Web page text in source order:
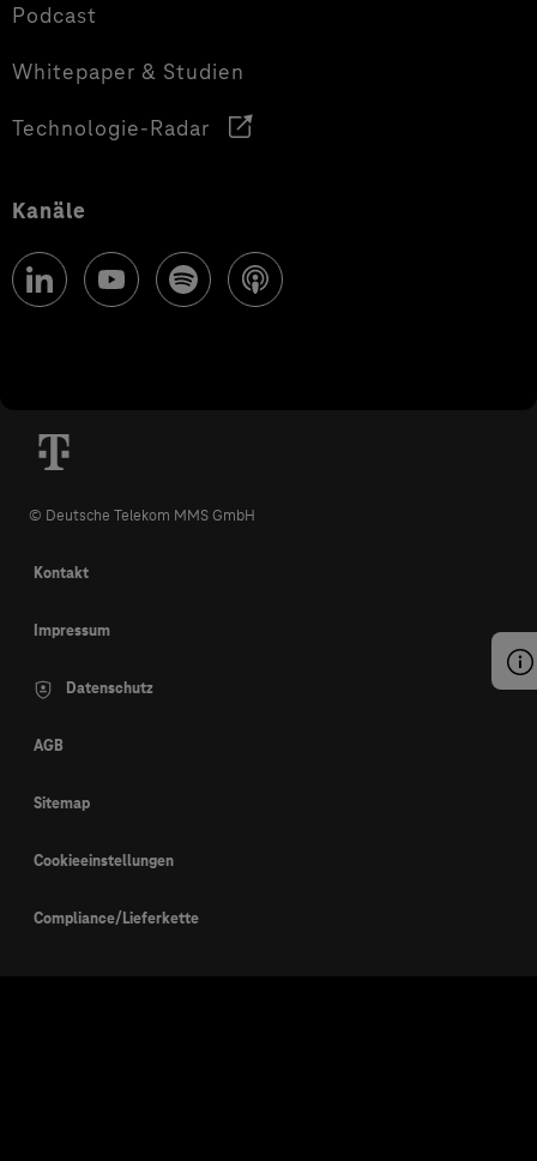
Podcast
Whitepaper & Studien
Technologie-Radar
Kanäle
© Deutsche Telekom MMS GmbH
Kontakt
Impressum
Datenschutz
AGB
Sitemap
Cookieeinstellungen
Compliance/Lieferkette